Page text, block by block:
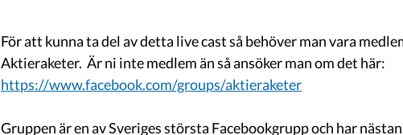
För att kunna ta del av detta live cast så behöver man vara
Aktieraketer.  Är ni inte medlem än så ansöker man om det här:
https://www.facebook.com/groups/aktieraketer
Gruppen är en av Sveriges största Facebookgrupp och har